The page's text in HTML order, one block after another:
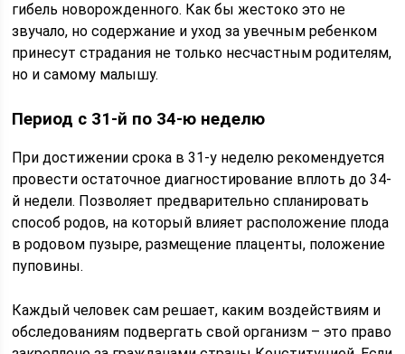
гибель новорожденного. Как бы жестоко это не
звучало, но содержание и уход за увечным ребенком
принесут страдания не только несчастным родителям,
но и самому малышу.
Период с 31-й по 34-ю неделю
При достижении срока в 31-у неделю рекомендуется
провести остаточное диагностирование вплоть до 34-
й недели. Позволяет предварительно спланировать
способ родов, на который влияет расположение плода
в родовом пузыре, размещение плаценты, положение
пуповины.
Каждый человек сам решает, каким воздействиям и
обследованиям подвергать свой организм – это право